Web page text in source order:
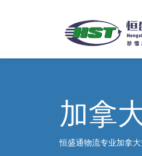
加拿
恒盛通物流专业加拿